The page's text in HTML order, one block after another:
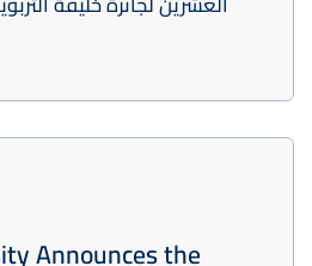
Announces the